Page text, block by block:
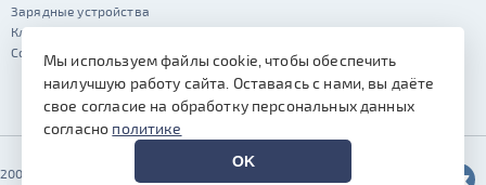
Зарядные устройства
Клеммы
Сопутствующие автотовары
2002–2026 © Автомотив
Мы используем файлы cookie, чтобы обеспечить
наилучшую работу сайта. Оставаясь с нами, вы даёте
свое согласие на обработку персональных данных
согласно политике
OK